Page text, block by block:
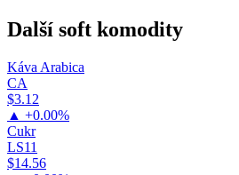
Další soft komodity
Káva Arabica
CA
$3.12
▲ +0.00%
Cukr
LS11
$14.56